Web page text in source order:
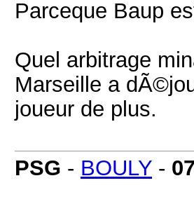
Parceque Baup
Quel arbitrage
Marseille a
joueur de plus.
PSG - BOULY -